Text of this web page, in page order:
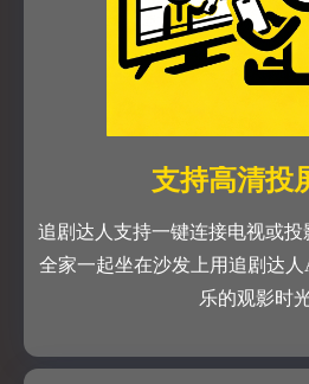
支持高清投
追剧达人支持一键连接电视或投
全家一起坐在沙发上用追剧达
乐的观影时光